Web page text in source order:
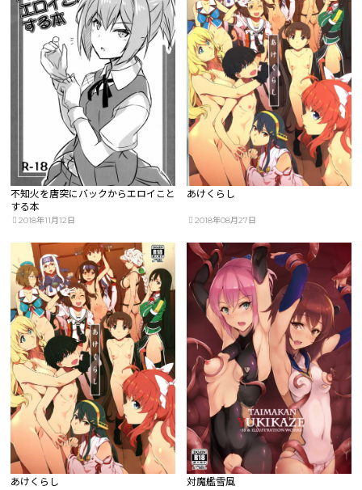
不知火を唐突にバックからエロイこと
する本
2018年11月12日
あけくらし
2018年08月27日
あけくらし 対魔艦雪風